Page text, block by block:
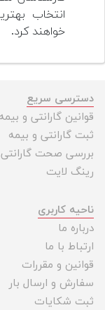
انتخاب
خواهند کرد.
دسترسی سریع
قوانین گارانتی و بیمه
ثبت گارانتی و بیمه
بررسی صحت
رینگ لایت
ناحیه کاربری
درباره ما
ارتباط با ما
قوانین و مقررات
سفارش و ارسال بار
ثبت شکایات